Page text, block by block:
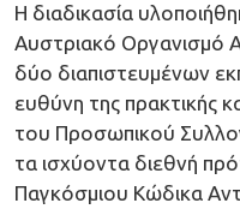
Η διαδικασία
Αυστριακό Οργανισμό
δύο διαπιστευμένων
ευθύνη της πρακτικής
του Προσωπικού
τα ισχύοντα διεθνή
Παγκόσμιου Κώδικα